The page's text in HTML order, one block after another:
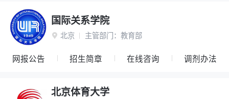
国际关系学院
 北京 主管部门： 教育部
网报公告 招生简章 在线咨询 调剂办法
北京体育大学